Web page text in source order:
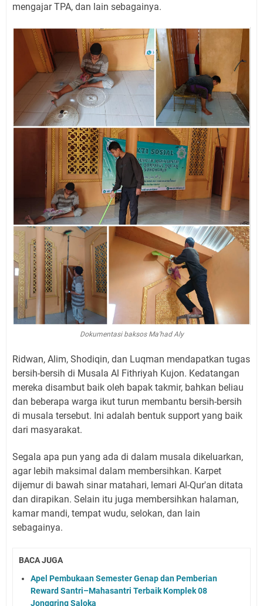
mengajar TPA, dan lain sebagainya.
Dokumentasi baksos Ma'had Aly
Ridwan, Alim, Shodiqin, dan Luqman mendapatkan tugas
bersih-bersih di Musala Al Fithriyah Kujon. Kedatangan
mereka disambut baik oleh bapak takmir, bahkan beliau
dan beberapa warga ikut turun membantu bersih-bersih
di musala tersebut. Ini adalah bentuk support yang baik
dari masyarakat.
Segala apa pun yang ada di dalam musala dikeluarkan,
agar lebih maksimal dalam membersihkan. Karpet
dijemur di bawah sinar matahari, lemari Al-Qur'an ditata
dan dirapikan. Selain itu juga membersihkan halaman,
kamar mandi, tempat wudu, selokan, dan lain
sebagainya.
BACA JUGA
Apel Pembukaan Semester Genap dan Pemberian
Reward Santri–Mahasantri Terbaik Komplek 08
Jonggring Saloka